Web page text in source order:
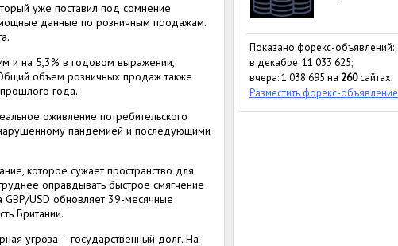
уже поставил под сомнение
данные по розничным продажам.
и на 5,3% в годовом выражении,
объем розничных продаж также
года.
оживление потребительского
пандемией и последующими
которое сужает пространство для
оправдывать быстрое смягчение
GBP/USD обновляет 39-месячные
Британии.
угроза – государственный долг. На
Показано форекс-объявлений:
в декабре: 11 033 625;
вчера: 1 038 695 на 260сайтах;
Разместить форекс-объявление